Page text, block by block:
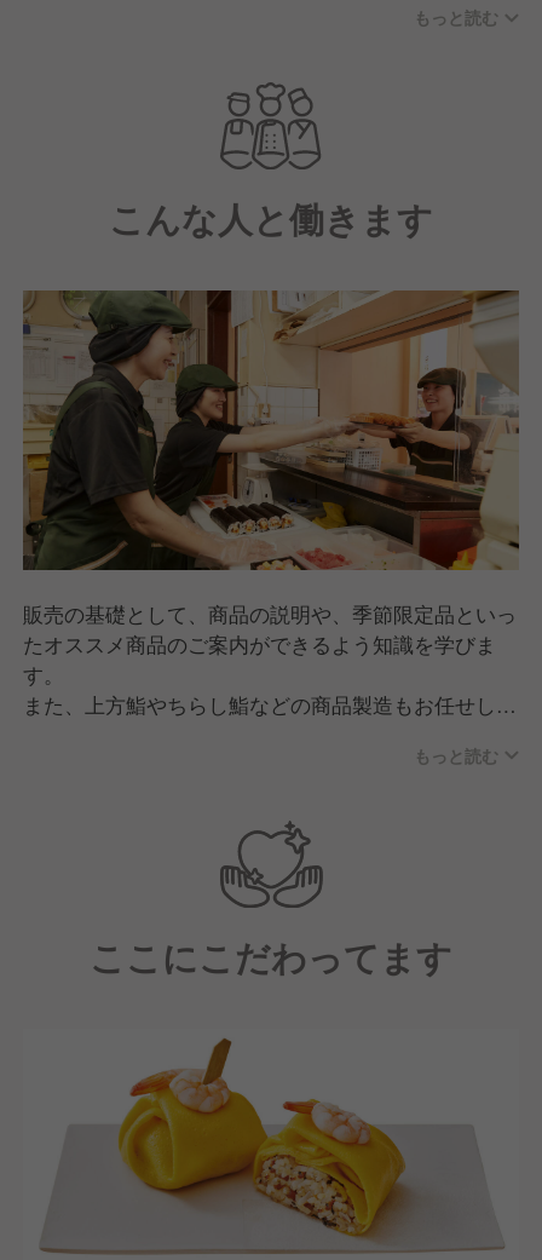
方鮨の商品を多く取り揃える、当社の最も代表的な店
もっと読む
こんな人と働きます
販売の基礎として、商品の説明や、季節限定品といっ
たオススメ商品のご案内ができるよう知識を学びま
す。
また、上方鮨やちらし鮨などの商品製造もお任せしま
まずは入社後の新人研修で研修トレーナーのもと一か
店舗研修では実践経験を積んでいただき、2ヶ月目に
「包丁を握るのは初めて」「接客が初めて」という人
も、基本的な技術から身につけられる研修です。調理
が得意な方、接客が好きな方、様々な方が活躍できる
フィールドがあるのでご安心ください。
歩んでいきましょう！
もっと読む
ここにこだわってます